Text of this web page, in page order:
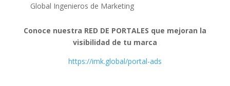
Global Ingenieros de Marketing
Conoce nuestra RED DE PORTALES que mejoran la
visibilidad de tu marca
https://imk.global/portal-ads